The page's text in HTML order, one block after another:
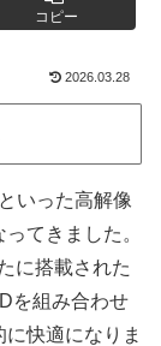
コピー
2026.03.28
いった高解像
てきました。
に搭載された
を組み合わせ
快適になりま